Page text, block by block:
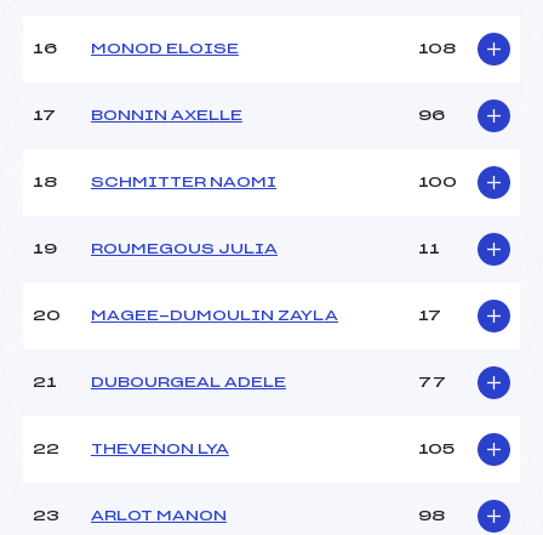
85.0000
Catégorie :
U14
16 MONOD ELOISE 108
17 BONNIN AXELLE 96
18 SCHMITTER NAOMI 100
19 ROUMEGOUS JULIA 11
20 MAGEE-DUMOULIN ZAYLA 17
21 DUBOURGEAL ADELE 77
22 THEVENON LYA 105
23 ARLOT MANON 98